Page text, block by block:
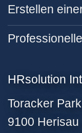
Erstellen
HRsolution
Toracker
9100 Herisau